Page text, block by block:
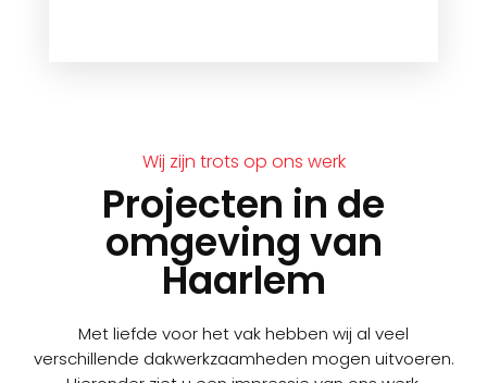
Wij zijn trots op ons werk
Projecten in de
omgeving van
Haarlem
Met liefde voor het vak hebben wij al veel
verschillende dakwerkzaamheden mogen uitvoeren.